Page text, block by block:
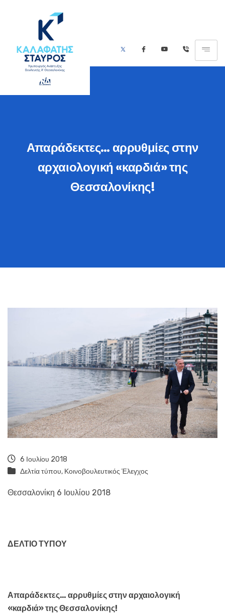
Απαράδεκτες… αρρυθμίες στην
αρχαιολογική «καρδιά» της
Θεσσαλονίκης!
6 Ιουλίου 2018
Δελτία τύπου, Κοινοβουλευτικός Έλεγχος
Θεσσαλονίκη 6 Ιουλίου 2018
ΔΕΛΤΙΟ ΤΥΠΟΥ
Απαράδεκτες… αρρυθμίες στην αρχαιολογική
«καρδιά» της Θεσσαλονίκης!